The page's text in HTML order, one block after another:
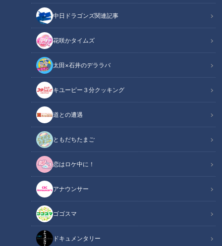
中日ドラゴンズ関連記事
花咲かタイムズ
太田×石井のデララバ
キユーピー３分クッキング
道との遭遇
ともだちたまご
恋はロケ中に！
アナウンサー
ゴゴスマ
ドキュメンタリー
中日ドラゴンズ
サンドラコラム
【ドラゴンズを愛して半世紀！竹内茂喜の『野球のドテ煮』】
CBCテレビ「サンデードラゴンズ」（毎週日曜日12時54分か
ら東海エリアで生放送）
今年の交流戦はまさに昇竜戦！
投手陣からの信頼度、日々上昇中！
“ストライクで勝負”こそ好調投手陣の証